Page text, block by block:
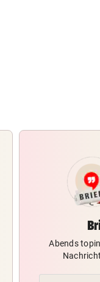
Abends